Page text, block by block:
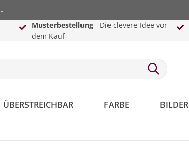
-
Musterbestellung- Die clevere Idee vor
dem Kauf
ÜBERSTREICHBAR FARBE BILDER